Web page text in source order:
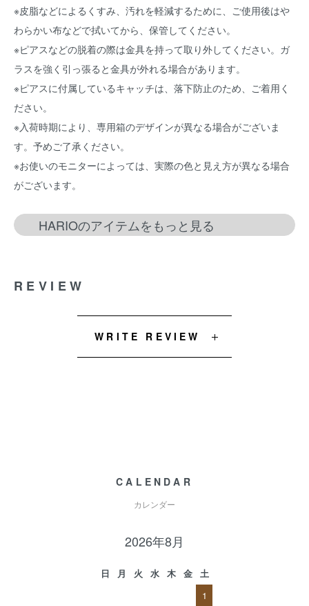
※皮脂などによるくすみ、汚れを軽減するために、ご使用後はや
わらかい布などで拭いてから、保管してください。
※ピアスなどの脱着の際は金具を持って取り外してください。ガ
ラスを強く引っ張ると金具が外れる場合があります。
※ピアスに付属しているキャッチは、落下防止のため、ご着用く
ださい。
※入荷時期により、専用箱のデザインが異なる場合がございま
す。予めご了承ください。
※お使いのモニターによっては、実際の色と見え方が異なる場合
がございます。
HARIOのアイテムをもっと見る
REVIEW
WRITE REVIEW
CALENDAR
カレンダー
2026年8月
日 月 火 水 木 金
土
1